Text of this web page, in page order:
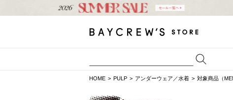
HOME PULP アンダーウェア／水着 対象商品（